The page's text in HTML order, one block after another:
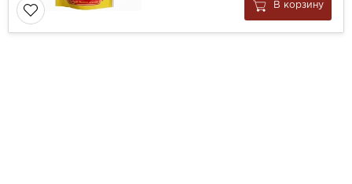
В корзину